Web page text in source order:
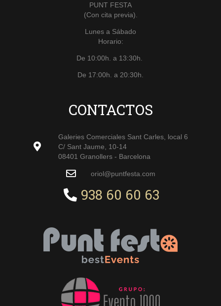
PUNT FESTA
(Con cita previa).
Lunes a Sábado
Horario:
De 10:00h. a 13:30h.
De 17:00h. a 20:30h.
CONTACTOS
Galeries Comerciales Sant Carles, local 6
C/ Sant Jaume, 10-14
08401 Granollers - Barcelona
oriol@puntfesta.com
938 60 60 63